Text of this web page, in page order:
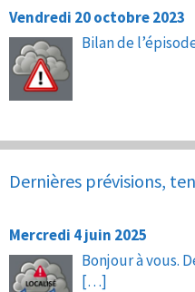
Vendredi 20 octobre 2023
Bilan de
Dernières prévisions,
Mercredi 4 juin 2025
Bonjour à vous.
[…]